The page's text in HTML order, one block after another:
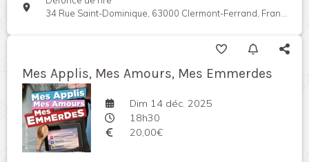
34 Rue Saint-Dominique, 63000 Clermont-Ferrand, France
Mes Applis, Mes Amours, Mes Emmerdes
Dim 14 déc. 2025
18h30
20,00€